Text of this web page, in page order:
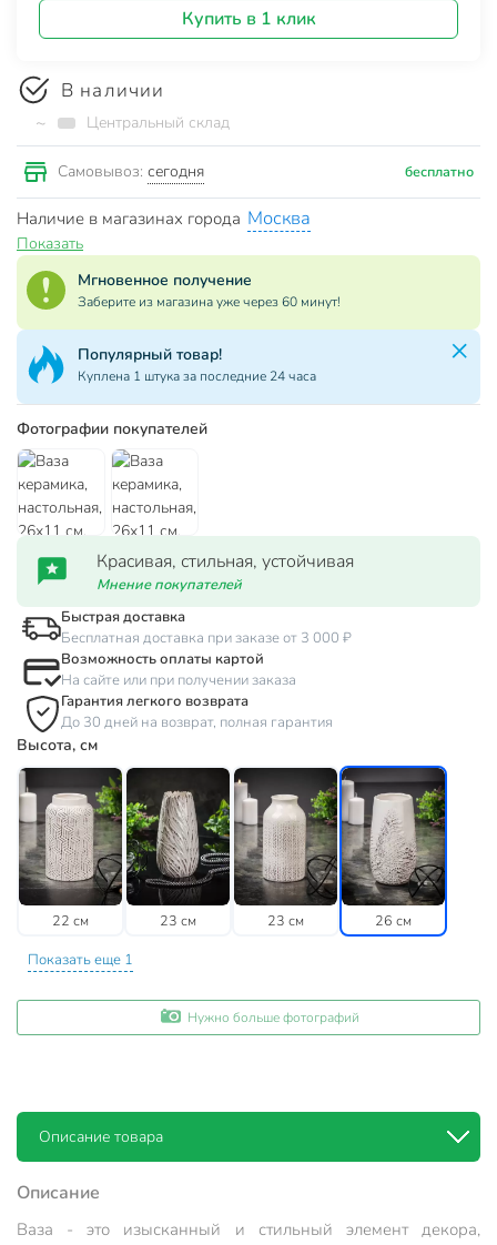
Купить в 1 клик
В наличии
~ Центральный склад
Самовывоз: сегодня бесплатно
Наличие в магазинах города Москва
Показать
Мгновенное получение
Заберите из магазина уже через 60 минут!
Популярный товар!
Куплена 1 штука за последние 24 часа
Фотографии покупателей
Красивая, стильная, устойчивая
Мнение покупателей
Быстрая доставка
Бесплатная доставка при заказе от 3 000 ₽
Возможность оплаты картой
На сайте или при получении заказа
Гарантия легкого возврата
До 30 дней на возврат, полная гарантия
Высота, см
22 см 23 см 23 см 26 см
Показать еще 1
Нужно больше фотографий
Описание товара
Описание
Ваза - это изысканный и стильный элемент декора,